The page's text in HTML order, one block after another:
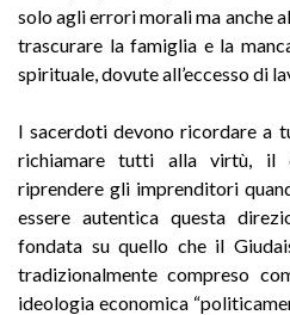
solo agli errori morali ma anche
trascurare la famiglia e la
spirituale, dovute all’eccesso di
I sacerdoti devono ricordare a
richiamare tutti alla virtù, il
riprendere gli imprenditori
essere autentica questa
fondata su quello che il
tradizionalmente compreso
ideologia economica